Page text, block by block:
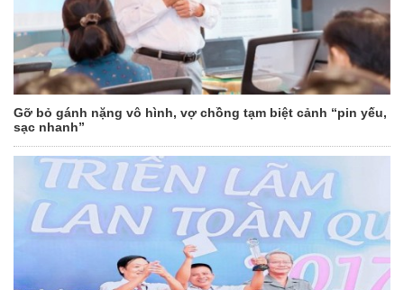
Gỡ bỏ gánh nặng vô hình, vợ chồng tạm biệt cảnh “pin yếu,
sạc nhanh”